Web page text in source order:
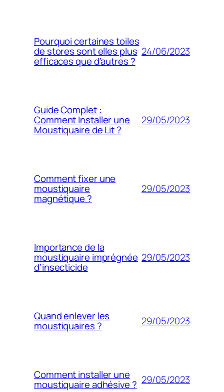
Pourquoi certaines toiles
de stores sont elles plus
efficaces que d’autres ?
24/06/2023
Guide Complet :
Comment Installer une
Moustiquaire de Lit ?
29/05/2023
Comment fixer une
moustiquaire
magnétique ?
29/05/2023
Importance de la
moustiquaire imprégnée
d’insecticide
29/05/2023
Quand enlever les
moustiquaires ? 29/05/2023
Comment installer une
moustiquaire adhésive ? 29/05/2023